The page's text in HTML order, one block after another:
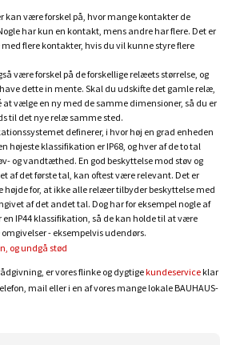
kan være forskel på, hvor mange kontakter de
har kun en kontakt, mens andre har flere. Det er
flere kontakter, hvis du vil kunne styre flere
være forskel på de forskellige relæets størrelse, og
dette in mente. Skal du udskifte det gamle relæ,
at vælge en ny med de samme dimensioner, så du er
til det nye relæ samme sted.
definerer, i hvor høj en grad enheden
højeste klassifikation er IP68, og hver af de to tal
og vandtæthed. En god beskyttelse mod støv og
af det første tal, kan oftest være relevant. Det er
højde for, at ikke alle relæer tilbyder beskyttelse med
af det andet tal. Dog har for eksempel nogle af
IP44 klassifikation, så de kan holde til at være
- eksempelvis udendørs.
og undgå stød
er vores flinke og dygtigekundeservice klar
mail eller i en af vores mange lokale BAUHAUS-